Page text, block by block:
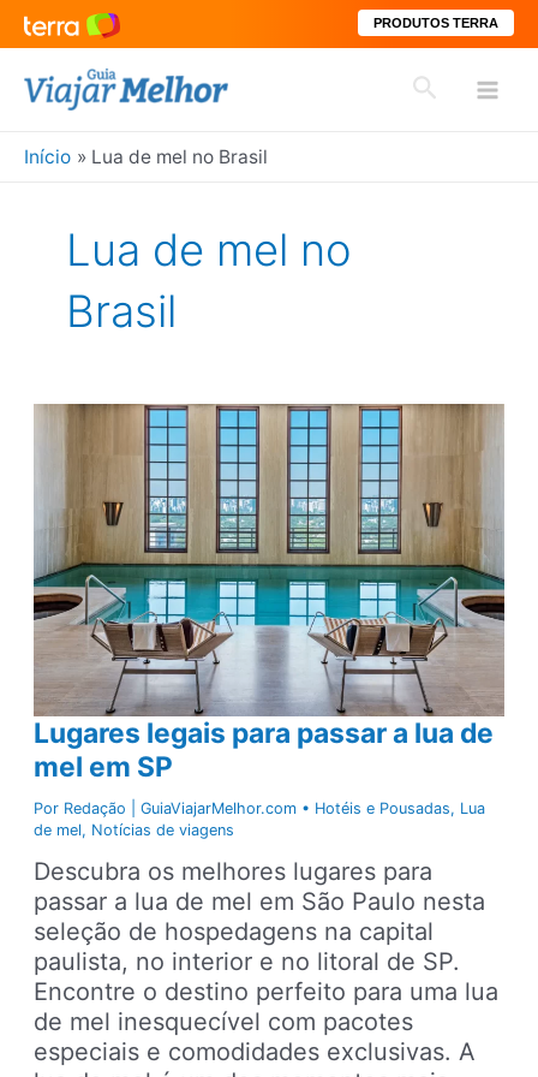
PRODUTOS TERRA
para
conteúdo
Pesquisar
Início Lua de mel no Brasil
Lua de mel no
Brasil
Lugares legais para passar a lua de
mel em SP
Por Redação | GuiaViajarMelhor.com • Hotéis e Pousadas, Lua
de mel, Notícias de viagens
Descubra os melhores lugares para
passar a lua de mel em São Paulo nesta
seleção de hospedagens na capital
paulista, no interior e no litoral de SP.
Encontre o destino perfeito para uma lua
de mel inesquecível com pacotes
especiais e comodidades exclusivas. A